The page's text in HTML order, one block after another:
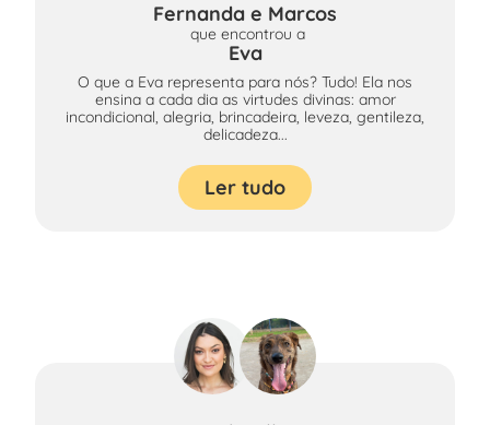
Fernanda e Marcos
que encontrou a
Eva
O que a Eva representa para nós? Tudo! Ela nos
ensina a cada dia as virtudes divinas: amor
incondicional, alegria, brincadeira, leveza, gentileza,
delicadeza...
Ler tudo